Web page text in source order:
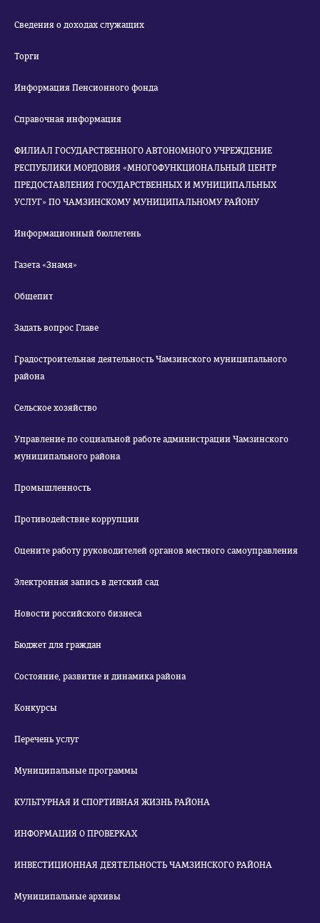
Сведения о доходах служащих
Торги
Информация Пенсионного фонда
Справочная информация
ФИЛИАЛ ГОСУДАРСТВЕННОГО АВТОНОМНОГО УЧРЕЖДЕНИЕ
РЕСПУБЛИКИ МОРДОВИЯ «МНОГОФУНКЦИОНАЛЬНЫЙ ЦЕНТР
ПРЕДОСТАВЛЕНИЯ ГОСУДАРСТВЕННЫХ И МУНИЦИПАЛЬНЫХ
УСЛУГ» ПО ЧАМЗИНСКОМУ МУНИЦИПАЛЬНОМУ РАЙОНУ
Информационный бюллетень
Газета «Знамя»
Общепит
Задать вопрос Главе
Градостроительная деятельность Чамзинского муниципального
района
Сельское хозяйство
Управление по социальной работе администрации Чамзинского
муниципального района
Промышленность
Противодействие коррупции
Оцените работу руководителей органов местного самоуправления
Электронная запись в детский сад
Новости российского бизнеса
Бюджет для граждан
Состояние, развитие и динамика района
Конкурсы
Перечень услуг
Муниципальные программы
КУЛЬТУРНАЯ И СПОРТИВНАЯ ЖИЗНЬ РАЙОНА
ИНФОРМАЦИЯ О ПРОВЕРКАХ
ИНВЕСТИЦИОННАЯ ДЕЯТЕЛЬНОСТЬ ЧАМЗИНСКОГО РАЙОНА
Муниципальные архивы